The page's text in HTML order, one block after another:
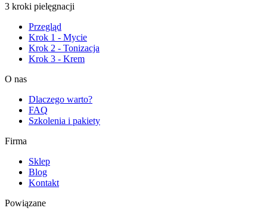
3 kroki pielęgnacji
Przegląd
Krok 1 - Mycie
Krok 2 - Tonizacja
Krok 3 - Krem
O nas
Dlaczego warto?
FAQ
Szkolenia i pakiety
Firma
Sklep
Blog
Kontakt
Powiązane